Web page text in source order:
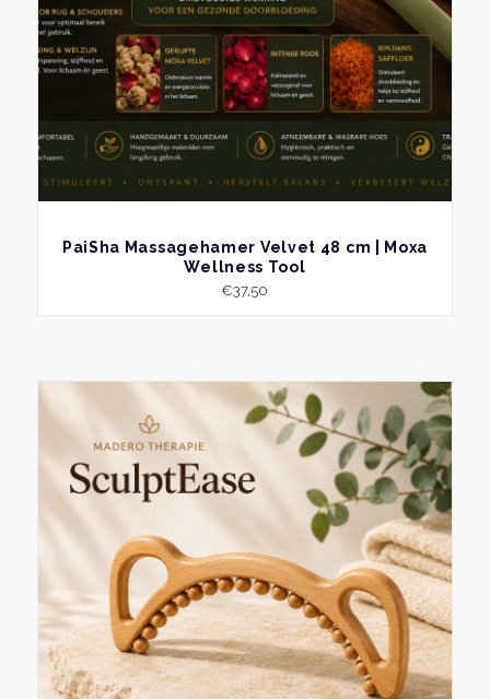
BEKIJK
PaiSha Massagehamer Velvet 48 cm | Moxa
Wellness Tool
€37,50